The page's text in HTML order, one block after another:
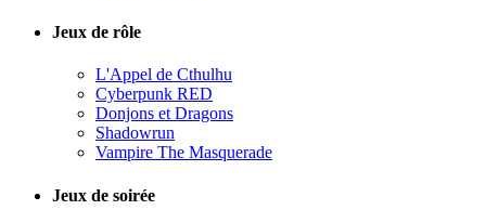
Jeux de rôle
L'Appel de Cthulhu
Cyberpunk RED
Donjons et Dragons
Shadowrun
Vampire The Masquerade
Jeux de soirée